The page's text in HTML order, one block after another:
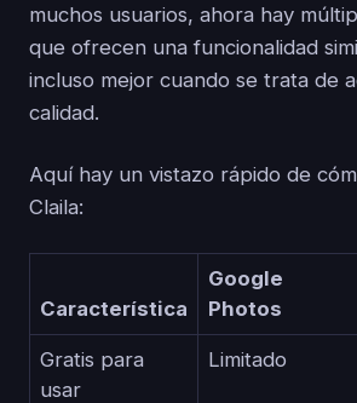
muchos usuarios, ahora hay
que ofrecen una funcionalidad
incluso mejor cuando se trata de
calidad.
Aquí hay un vistazo rápido de
Claila:
Característica
Google
Photos
Gratis para
usar
Limitado